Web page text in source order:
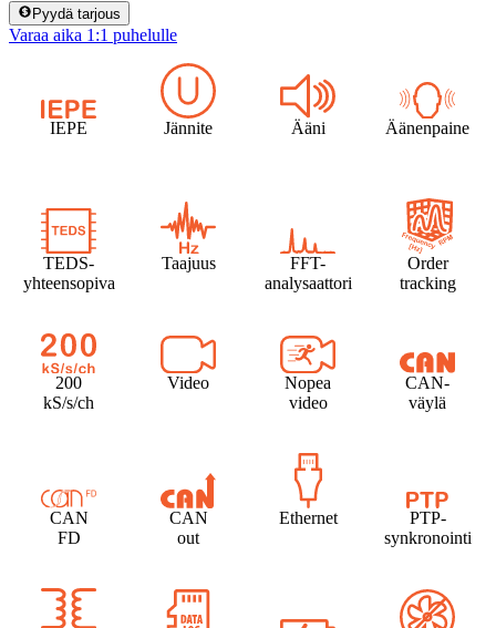
Pyydä tarjous
Varaa aika 1:1 puhelulle
IEPE Jännite Ääni Äänenpaine
TEDS-
yhteensopiva
Taajuus
FFT-
analysaattori
Order
tracking
200
kS/s/ch
Video
Nopea
video
CAN-
väylä
CAN
FD
CAN
out
Ethernet
PTP-
synkronointi